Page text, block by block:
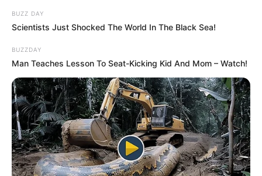
BUZZ DAY
Scientists Just Shocked The World In The Black Sea!
BUZZDAY
Man Teaches Lesson To Seat-Kicking Kid And Mom – Watch!